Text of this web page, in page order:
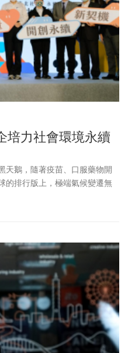
培力社會環境永續
天鵝，隨著疫苗、口服藥物開
的排行版上，極端氣候變遷無
遠，各國領袖、企業領導人
護、社會採購、循環經濟集思
續新解方，將臺北打造為宜